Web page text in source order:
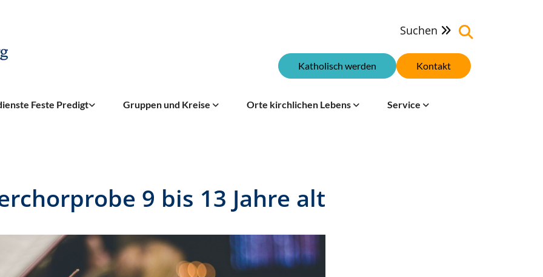
Suchen 
Kontakt
Katholisch werden
Feste Predigt Gruppen und Kreise Orte kirchlichen Lebens Service
9 bis 13 Jahre alt